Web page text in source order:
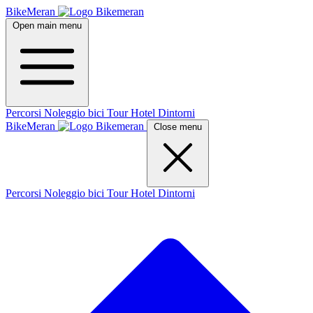
BikeMeran
Open main menu
Percorsi Noleggio bici TourHotel Dintorni
BikeMeran
Close menu
Percorsi Noleggio bici TourHotel Dintorni